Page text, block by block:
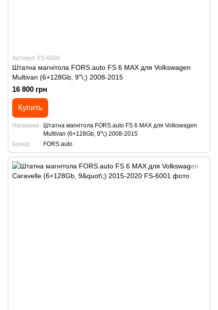
Артикул: FS-6000
Штатна магнітола FORS.auto FS 6 MAX для Volkswagen
Multivan (6+128Gb, 9"\;) 2008-2015
16 800 грн
Купить
Название
Штатна магнітола FORS.auto FS 6 MAX для Volkswagen
Multivan (6+128Gb, 9"\;) 2008-2015
Бренд
FORS.auto